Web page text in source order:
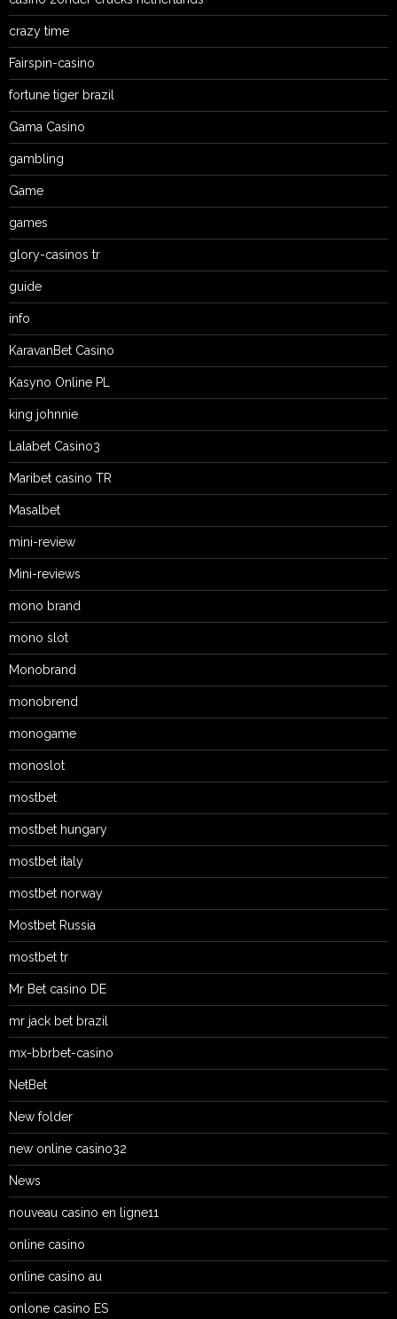
crazy time
Fairspin-casino
fortune tiger brazil
Gama Casino
gambling
Game
games
glory-casinos tr
guide
info
KaravanBet Casino
Kasyno Online PL
king johnnie
Lalabet Casino3
Maribet casino TR
Masalbet
mini-review
Mini-reviews
mono brand
mono slot
Monobrand
monobrend
monogame
monoslot
mostbet
mostbet hungary
mostbet italy
mostbet norway
Mostbet Russia
mostbet tr
Mr Bet casino DE
mr jack bet brazil
mx-bbrbet-casino
NetBet
New folder
new online casino32
News
nouveau casino en ligne11
online casino
online casino au
onlone casino ES